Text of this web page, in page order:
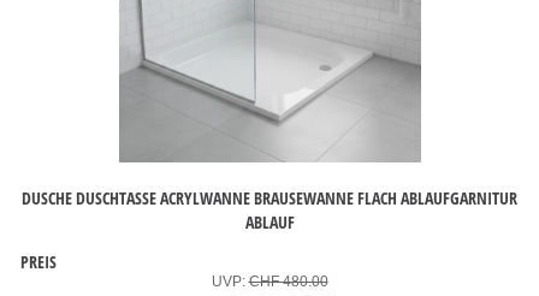
DUSCHE DUSCHTASSE ACRYLWANNE BRAUSEWANNE FLACH ABLAUFGARNITUR
ABLAUF
PREIS
UVP:CHF 480.00